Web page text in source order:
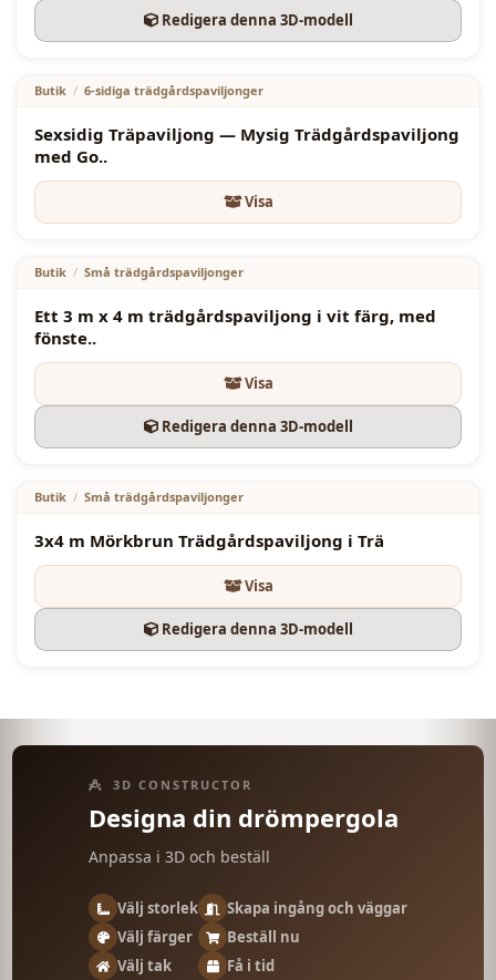
i Trä
Stabil ram gjord av 95x95 mm träbalkar
Takstomme gjord av 45x95 mm träbalkar
Paviljongens höjd vid lägsta punkt: 2,1 m
Paviljongens höjd vid högsta punkt: 2,8 m
Sluten bakvägg
Rymlig och praktisk layout
Lämplig för trädgårdsmöbler, växter, lyktor och
mysig utomhusdekor
mögel, fukt och gnagare.
på beställning. Om det behövs kan färg,
takmaterial, vägglayout, räcken och andra
avslutningsdetaljer anpassas efter kundens behov
Redigera denna 3D-modell
€2700.00
Butik / 6-sidiga trädgårdspaviljonger
Sexsidig Träpaviljong — Mysig Trädgårdspaviljong
med Go..
Visa
€2950.00
Butik / Små trädgårdspaviljonger
Ett 3 m x 4 m trädgårdspaviljong i vit färg, med
fönste..
Visa
Redigera denna 3D-modell
€3000.00
Butik / Små trädgårdspaviljonger
3x4 m Mörkbrun Trädgårdspaviljong i Trä
Visa
Redigera denna 3D-modell
3D CONSTRUCTOR
Designa din drömpergola
Anpassa i 3D och beställ
Välj storlek
Välj färger
Välj tak
Skapa ingång och väggar
Beställ nu
Få i tid